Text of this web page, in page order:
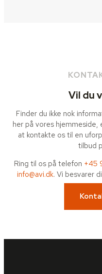
Vil du
Finder du ikke nok
her på vores
at kontakte os til en
tilbud
Ring til os på telefon +45
info@avi.dk. Vi besvarer